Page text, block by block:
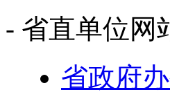
- 省直单位网
省政府